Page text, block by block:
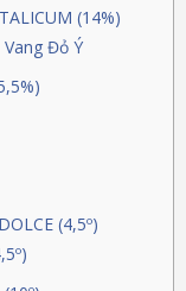
(14%)
Đỏ Ý
(4,5º)